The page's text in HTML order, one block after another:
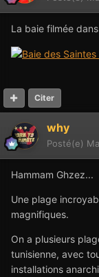
La baie filmée
Citer
why
Posté(e)
Hammam Ghzez...
Une plage
magnifiques.
On a plusieurs
tunisienne, avec
installations